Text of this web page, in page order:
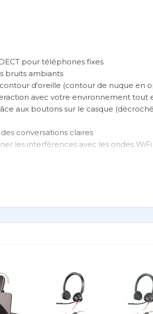
pour téléphones fixes
bruits ambiants
d'oreille (contour de nuque en
avec votre environnement
aux boutons sur le casque
conversations claires
les interférences avec les ondes WiFi
3 casques Plantronics CS ou
téléphones fixes du marché